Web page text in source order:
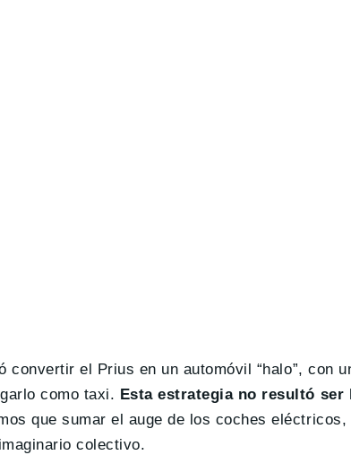
el Prius en un automóvil “halo”, con
como taxi. Esta estrategia no resultó ser
que sumar el auge de los coches
colectivo.